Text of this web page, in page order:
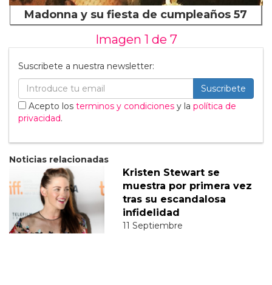
Madonna y su fiesta de cumpleaños 57
Imagen 1 de 7
Suscribete a nuestra newsletter:
Suscribete
Acepto los terminos y condiciones y la política de
privacidad.
Noticias relacionadas
Kristen Stewart se
muestra por primera vez
tras su escandalosa
infidelidad
11 Septiembre